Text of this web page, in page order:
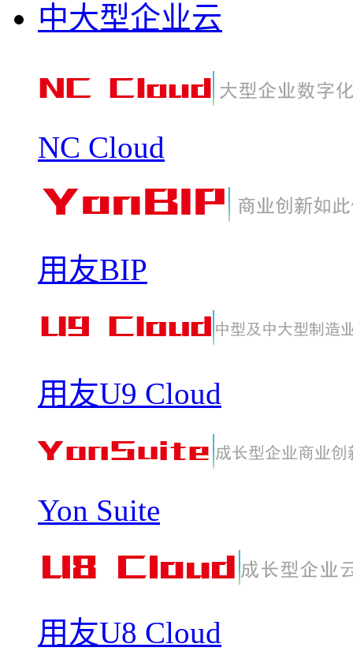
中大型企业云
NC Cloud
用友BIP
用友U9 Cloud
Yon Suite
用友U8 Cloud